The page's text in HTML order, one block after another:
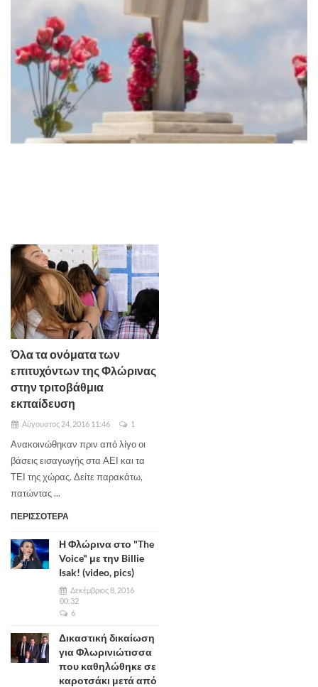
Όλα τα ονόματα των
επιτυχόντων της Φλώρινας
στην τριτοβάθμια
εκπαίδευση
Αύγουστος 24, 2016 11:46 1
Ανακοινώθηκαν πριν από λίγο οι
βάσεις εισαγωγής στα ΑΕΙ και τα
ΤΕΙ της χώρας. Δείτε παρακάτω,
πατώντας ...
ΠΕΡΙΣΣΟΤΕΡΑ
Η Φλώρινα στο "The
Voice" με την Billie
Isak! (video, pics)
Δεκέμβριος 8, 2016
00:32
6
Δικαστική δικαίωση
για Φλωρινιώτισσα
που καθηλώθηκε σε
καροτσάκι μετά από